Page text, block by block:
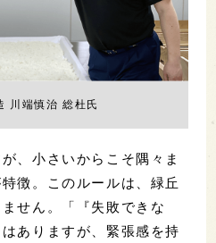
川端慎治 総杜氏
、小さいからこそ隅々ま
徴。このルールは、緑丘
せん。「『失敗できな
ありますが、緊張感を持